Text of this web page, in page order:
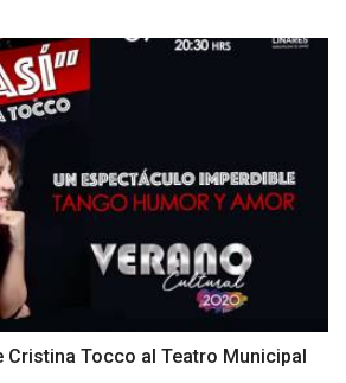
Tocco al Teatro Municipal